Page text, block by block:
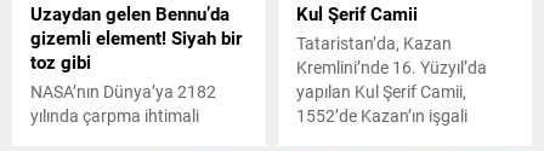
Uzaydan gelen Bennu’da
gizemli element! Siyah bir
toz gibi
NASA’nın Dünya’ya 2182
yılında çarpma ihtimali
Kul Şerif Camii
Tataristan’da, Kazan
Kremlini’nde 16. Yüzyıl’da
yapılan Kul Şerif Camii,
1552’de Kazan’ın işgali